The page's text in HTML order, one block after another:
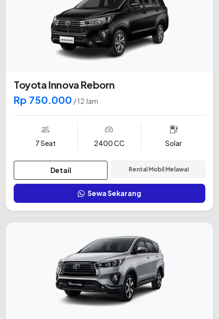
Toyota Innova Reborn
Rp 750.000 / 12 Jam
7 Seat 2400 CC Solar
Detail Rental Mobil Melawai
Sewa Sekarang